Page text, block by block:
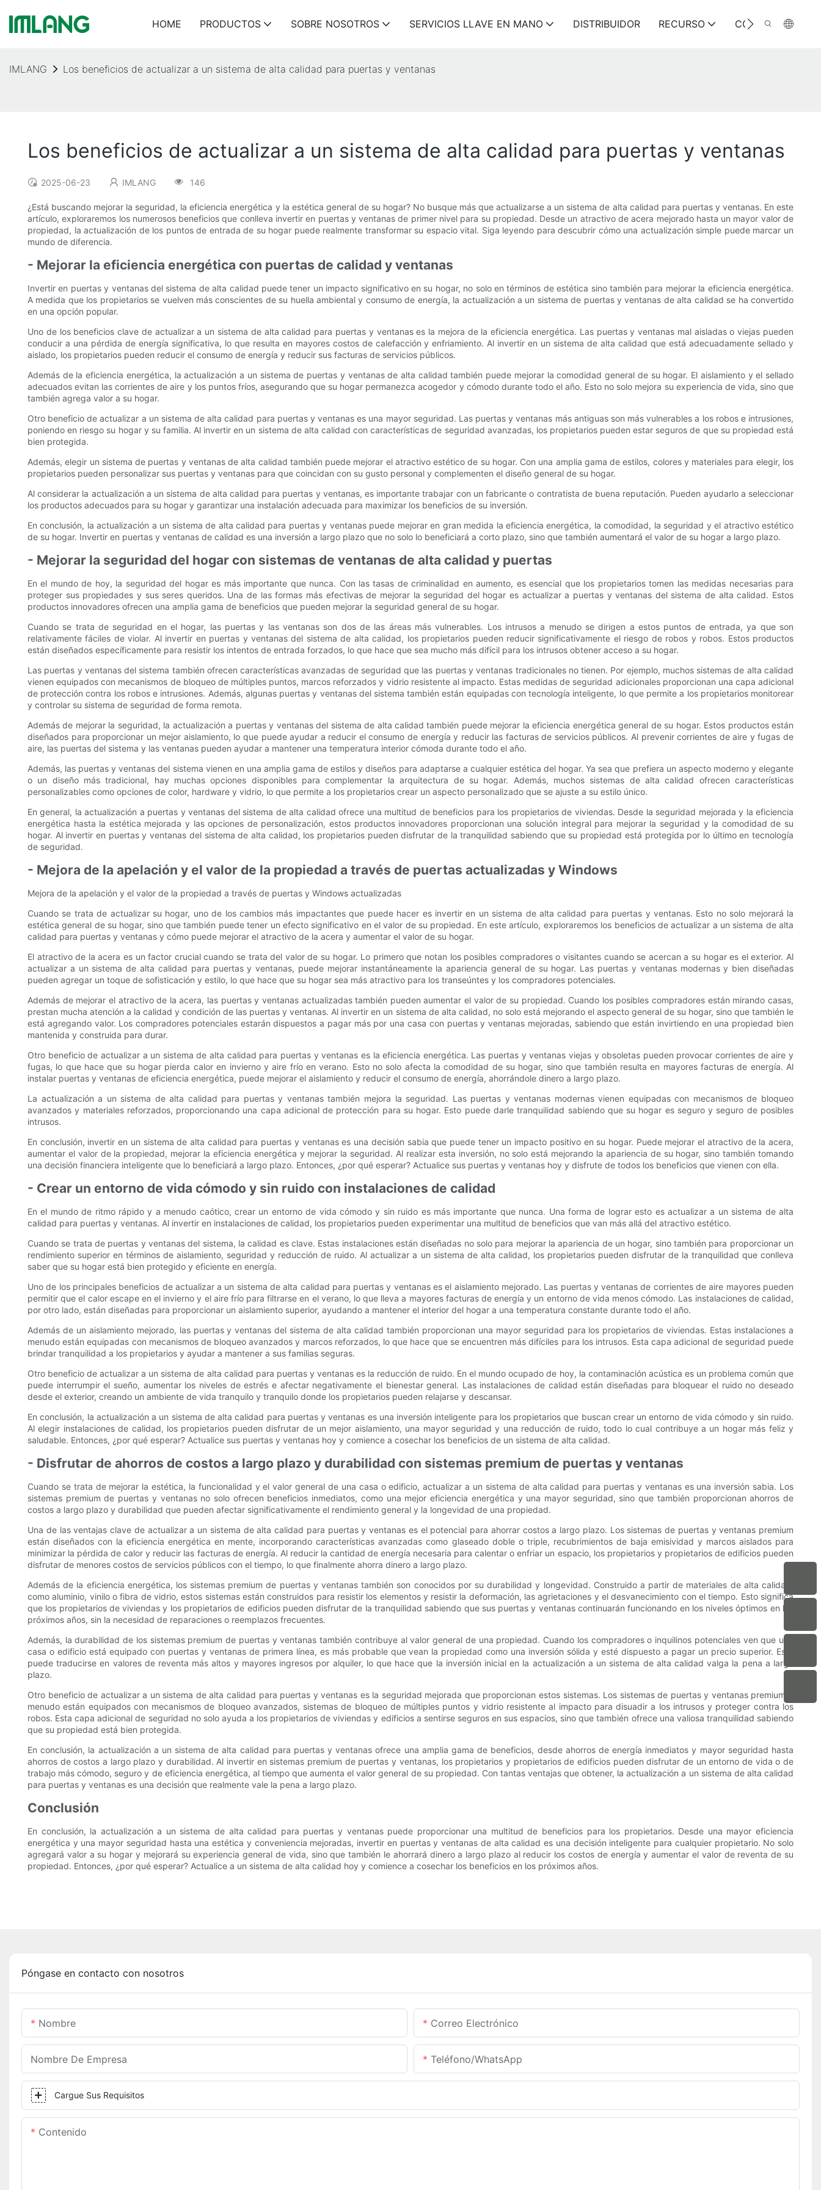
HOME PRODUCTOS SOBRE NOSOTROS SERVICIOS LLAVE EN MANO DISTRIBUIDOR RECURSO CONTÁCTENOS
IMLANG Los beneficios de actualizar a un sistema de alta calidad para puertas y ventanas
Los beneficios de actualizar a un sistema de alta calidad para puertas y ventanas
2025-06-23 IMLANG 146
¿Está buscando mejorar la seguridad, la eficiencia energética y la estética general de su hogar? No busque más que actualizarse a un sistema de alta calidad para puertas y ventanas. En este
artículo, exploraremos los numerosos beneficios que conlleva invertir en puertas y ventanas de primer nivel para su propiedad. Desde un atractivo de acera mejorado hasta un mayor valor de
propiedad, la actualización de los puntos de entrada de su hogar puede realmente transformar su espacio vital. Siga leyendo para descubrir cómo una actualización simple puede marcar un
mundo de diferencia.
- Mejorar la eficiencia energética con puertas de calidad y ventanas
Invertir en puertas y ventanas del sistema de alta calidad puede tener un impacto significativo en su hogar, no solo en términos de estética sino también para mejorar la eficiencia energética.
A medida que los propietarios se vuelven más conscientes de su huella ambiental y consumo de energía, la actualización a un sistema de puertas y ventanas de alta calidad se ha convertido
en una opción popular.
Uno de los beneficios clave de actualizar a un sistema de alta calidad para puertas y ventanas es la mejora de la eficiencia energética. Las puertas y ventanas mal aisladas o viejas pueden
conducir a una pérdida de energía significativa, lo que resulta en mayores costos de calefacción y enfriamiento. Al invertir en un sistema de alta calidad que está adecuadamente sellado y
aislado, los propietarios pueden reducir el consumo de energía y reducir sus facturas de servicios públicos.
Además de la eficiencia energética, la actualización a un sistema de puertas y ventanas de alta calidad también puede mejorar la comodidad general de su hogar. El aislamiento y el sellado
adecuados evitan las corrientes de aire y los puntos fríos, asegurando que su hogar permanezca acogedor y cómodo durante todo el año. Esto no solo mejora su experiencia de vida, sino que
también agrega valor a su hogar.
Otro beneficio de actualizar a un sistema de alta calidad para puertas y ventanas es una mayor seguridad. Las puertas y ventanas más antiguas son más vulnerables a los robos e intrusiones,
poniendo en riesgo su hogar y su familia. Al invertir en un sistema de alta calidad con características de seguridad avanzadas, los propietarios pueden estar seguros de que su propiedad está
bien protegida.
Además, elegir un sistema de puertas y ventanas de alta calidad también puede mejorar el atractivo estético de su hogar. Con una amplia gama de estilos, colores y materiales para elegir, los
propietarios pueden personalizar sus puertas y ventanas para que coincidan con su gusto personal y complementen el diseño general de su hogar.
Al considerar la actualización a un sistema de alta calidad para puertas y ventanas, es importante trabajar con un fabricante o contratista de buena reputación. Pueden ayudarlo a seleccionar
los productos adecuados para su hogar y garantizar una instalación adecuada para maximizar los beneficios de su inversión.
En conclusión, la actualización a un sistema de alta calidad para puertas y ventanas puede mejorar en gran medida la eficiencia energética, la comodidad, la seguridad y el atractivo estético
de su hogar. Invertir en puertas y ventanas de calidad es una inversión a largo plazo que no solo lo beneficiará a corto plazo, sino que también aumentará el valor de su hogar a largo plazo.
- Mejorar la seguridad del hogar con sistemas de ventanas de alta calidad y puertas
En el mundo de hoy, la seguridad del hogar es más importante que nunca. Con las tasas de criminalidad en aumento, es esencial que los propietarios tomen las medidas necesarias para
proteger sus propiedades y sus seres queridos. Una de las formas más efectivas de mejorar la seguridad del hogar es actualizar a puertas y ventanas del sistema de alta calidad. Estos
productos innovadores ofrecen una amplia gama de beneficios que pueden mejorar la seguridad general de su hogar.
Cuando se trata de seguridad en el hogar, las puertas y las ventanas son dos de las áreas más vulnerables. Los intrusos a menudo se dirigen a estos puntos de entrada, ya que son
relativamente fáciles de violar. Al invertir en puertas y ventanas del sistema de alta calidad, los propietarios pueden reducir significativamente el riesgo de robos y robos. Estos productos
están diseñados específicamente para resistir los intentos de entrada forzados, lo que hace que sea mucho más difícil para los intrusos obtener acceso a su hogar.
Las puertas y ventanas del sistema también ofrecen características avanzadas de seguridad que las puertas y ventanas tradicionales no tienen. Por ejemplo, muchos sistemas de alta calidad
vienen equipados con mecanismos de bloqueo de múltiples puntos, marcos reforzados y vidrio resistente al impacto. Estas medidas de seguridad adicionales proporcionan una capa adicional
de protección contra los robos e intrusiones. Además, algunas puertas y ventanas del sistema también están equipadas con tecnología inteligente, lo que permite a los propietarios monitorear
y controlar su sistema de seguridad de forma remota.
Además de mejorar la seguridad, la actualización a puertas y ventanas del sistema de alta calidad también puede mejorar la eficiencia energética general de su hogar. Estos productos están
diseñados para proporcionar un mejor aislamiento, lo que puede ayudar a reducir el consumo de energía y reducir las facturas de servicios públicos. Al prevenir corrientes de aire y fugas de
aire, las puertas del sistema y las ventanas pueden ayudar a mantener una temperatura interior cómoda durante todo el año.
Además, las puertas y ventanas del sistema vienen en una amplia gama de estilos y diseños para adaptarse a cualquier estética del hogar. Ya sea que prefiera un aspecto moderno y elegante
o un diseño más tradicional, hay muchas opciones disponibles para complementar la arquitectura de su hogar. Además, muchos sistemas de alta calidad ofrecen características
personalizables como opciones de color, hardware y vidrio, lo que permite a los propietarios crear un aspecto personalizado que se ajuste a su estilo único.
En general, la actualización a puertas y ventanas del sistema de alta calidad ofrece una multitud de beneficios para los propietarios de viviendas. Desde la seguridad mejorada y la eficiencia
energética hasta la estética mejorada y las opciones de personalización, estos productos innovadores proporcionan una solución integral para mejorar la seguridad y la comodidad de su
hogar. Al invertir en puertas y ventanas del sistema de alta calidad, los propietarios pueden disfrutar de la tranquilidad sabiendo que su propiedad está protegida por lo último en tecnología
de seguridad.
- Mejora de la apelación y el valor de la propiedad a través de puertas actualizadas y Windows
Mejora de la apelación y el valor de la propiedad a través de puertas y Windows actualizadas
Cuando se trata de actualizar su hogar, uno de los cambios más impactantes que puede hacer es invertir en un sistema de alta calidad para puertas y ventanas. Esto no solo mejorará la
estética general de su hogar, sino que también puede tener un efecto significativo en el valor de su propiedad. En este artículo, exploraremos los beneficios de actualizar a un sistema de alta
calidad para puertas y ventanas y cómo puede mejorar el atractivo de la acera y aumentar el valor de su hogar.
El atractivo de la acera es un factor crucial cuando se trata del valor de su hogar. Lo primero que notan los posibles compradores o visitantes cuando se acercan a su hogar es el exterior. Al
actualizar a un sistema de alta calidad para puertas y ventanas, puede mejorar instantáneamente la apariencia general de su hogar. Las puertas y ventanas modernas y bien diseñadas
pueden agregar un toque de sofisticación y estilo, lo que hace que su hogar sea más atractivo para los transeúntes y los compradores potenciales.
Además de mejorar el atractivo de la acera, las puertas y ventanas actualizadas también pueden aumentar el valor de su propiedad. Cuando los posibles compradores están mirando casas,
prestan mucha atención a la calidad y condición de las puertas y ventanas. Al invertir en un sistema de alta calidad, no solo está mejorando el aspecto general de su hogar, sino que también le
está agregando valor. Los compradores potenciales estarán dispuestos a pagar más por una casa con puertas y ventanas mejoradas, sabiendo que están invirtiendo en una propiedad bien
mantenida y construida para durar.
Otro beneficio de actualizar a un sistema de alta calidad para puertas y ventanas es la eficiencia energética. Las puertas y ventanas viejas y obsoletas pueden provocar corrientes de aire y
fugas, lo que hace que su hogar pierda calor en invierno y aire frío en verano. Esto no solo afecta la comodidad de su hogar, sino que también resulta en mayores facturas de energía. Al
instalar puertas y ventanas de eficiencia energética, puede mejorar el aislamiento y reducir el consumo de energía, ahorrándole dinero a largo plazo.
La actualización a un sistema de alta calidad para puertas y ventanas también mejora la seguridad. Las puertas y ventanas modernas vienen equipadas con mecanismos de bloqueo
avanzados y materiales reforzados, proporcionando una capa adicional de protección para su hogar. Esto puede darle tranquilidad sabiendo que su hogar es seguro y seguro de posibles
intrusos.
En conclusión, invertir en un sistema de alta calidad para puertas y ventanas es una decisión sabia que puede tener un impacto positivo en su hogar. Puede mejorar el atractivo de la acera,
aumentar el valor de la propiedad, mejorar la eficiencia energética y mejorar la seguridad. Al realizar esta inversión, no solo está mejorando la apariencia de su hogar, sino también tomando
una decisión financiera inteligente que lo beneficiará a largo plazo. Entonces, ¿por qué esperar? Actualice sus puertas y ventanas hoy y disfrute de todos los beneficios que vienen con ella.
- Crear un entorno de vida cómodo y sin ruido con instalaciones de calidad
En el mundo de ritmo rápido y a menudo caótico, crear un entorno de vida cómodo y sin ruido es más importante que nunca. Una forma de lograr esto es actualizar a un sistema de alta
calidad para puertas y ventanas. Al invertir en instalaciones de calidad, los propietarios pueden experimentar una multitud de beneficios que van más allá del atractivo estético.
Cuando se trata de puertas y ventanas del sistema, la calidad es clave. Estas instalaciones están diseñadas no solo para mejorar la apariencia de un hogar, sino también para proporcionar un
rendimiento superior en términos de aislamiento, seguridad y reducción de ruido. Al actualizar a un sistema de alta calidad, los propietarios pueden disfrutar de la tranquilidad que conlleva
saber que su hogar está bien protegido y eficiente en energía.
Uno de los principales beneficios de actualizar a un sistema de alta calidad para puertas y ventanas es el aislamiento mejorado. Las puertas y ventanas de corrientes de aire mayores pueden
permitir que el calor escape en el invierno y el aire frío para filtrarse en el verano, lo que lleva a mayores facturas de energía y un entorno de vida menos cómodo. Las instalaciones de calidad,
por otro lado, están diseñadas para proporcionar un aislamiento superior, ayudando a mantener el interior del hogar a una temperatura constante durante todo el año.
Además de un aislamiento mejorado, las puertas y ventanas del sistema de alta calidad también proporcionan una mayor seguridad para los propietarios de viviendas. Estas instalaciones a
menudo están equipadas con mecanismos de bloqueo avanzados y marcos reforzados, lo que hace que se encuentren más difíciles para los intrusos. Esta capa adicional de seguridad puede
brindar tranquilidad a los propietarios y ayudar a mantener a sus familias seguras.
Otro beneficio de actualizar a un sistema de alta calidad para puertas y ventanas es la reducción de ruido. En el mundo ocupado de hoy, la contaminación acústica es un problema común que
puede interrumpir el sueño, aumentar los niveles de estrés e afectar negativamente el bienestar general. Las instalaciones de calidad están diseñadas para bloquear el ruido no deseado
desde el exterior, creando un ambiente de vida tranquilo y tranquilo donde los propietarios pueden relajarse y descansar.
En conclusión, la actualización a un sistema de alta calidad para puertas y ventanas es una inversión inteligente para los propietarios que buscan crear un entorno de vida cómodo y sin ruido.
Al elegir instalaciones de calidad, los propietarios pueden disfrutar de un mejor aislamiento, una mayor seguridad y una reducción de ruido, todo lo cual contribuye a un hogar más feliz y
saludable. Entonces, ¿por qué esperar? Actualice sus puertas y ventanas hoy y comience a cosechar los beneficios de un sistema de alta calidad.
- Disfrutar de ahorros de costos a largo plazo y durabilidad con sistemas premium de puertas y ventanas
Cuando se trata de mejorar la estética, la funcionalidad y el valor general de una casa o edificio, actualizar a un sistema de alta calidad para puertas y ventanas es una inversión sabia. Los
sistemas premium de puertas y ventanas no solo ofrecen beneficios inmediatos, como una mejor eficiencia energética y una mayor seguridad, sino que también proporcionan ahorros de
costos a largo plazo y durabilidad que pueden afectar significativamente el rendimiento general y la longevidad de una propiedad.
Una de las ventajas clave de actualizar a un sistema de alta calidad para puertas y ventanas es el potencial para ahorrar costos a largo plazo. Los sistemas de puertas y ventanas premium
están diseñados con la eficiencia energética en mente, incorporando características avanzadas como glaseado doble o triple, recubrimientos de baja emisividad y marcos aislados para
minimizar la pérdida de calor y reducir las facturas de energía. Al reducir la cantidad de energía necesaria para calentar o enfriar un espacio, los propietarios y propietarios de edificios pueden
disfrutar de menores costos de servicios públicos con el tiempo, lo que finalmente ahorra dinero a largo plazo.
Además de la eficiencia energética, los sistemas premium de puertas y ventanas también son conocidos por su durabilidad y longevidad. Construido a partir de materiales de alta calidad,
como aluminio, vinilo o fibra de vidrio, estos sistemas están construidos para resistir los elementos y resistir la deformación, las agrietaciones y el desvanecimiento con el tiempo. Esto significa
que los propietarios de viviendas y los propietarios de edificios pueden disfrutar de la tranquilidad sabiendo que sus puertas y ventanas continuarán funcionando en los niveles óptimos en los
próximos años, sin la necesidad de reparaciones o reemplazos frecuentes.
Además, la durabilidad de los sistemas premium de puertas y ventanas también contribuye al valor general de una propiedad. Cuando los compradores o inquilinos potenciales ven que una
casa o edificio está equipado con puertas y ventanas de primera línea, es más probable que vean la propiedad como una inversión sólida y esté dispuesto a pagar un precio superior. Esto
puede traducirse en valores de reventa más altos y mayores ingresos por alquiler, lo que hace que la inversión inicial en la actualización a un sistema de alta calidad valga la pena a largo
plazo.
Otro beneficio de actualizar a un sistema de alta calidad para puertas y ventanas es la seguridad mejorada que proporcionan estos sistemas. Los sistemas de puertas y ventanas premium a
menudo están equipados con mecanismos de bloqueo avanzados, sistemas de bloqueo de múltiples puntos y vidrio resistente al impacto para disuadir a los intrusos y proteger contra los
robos. Esta capa adicional de seguridad no solo ayuda a los propietarios de viviendas y edificios a sentirse seguros en sus espacios, sino que también ofrece una valiosa tranquilidad sabiendo
que su propiedad está bien protegida.
En conclusión, la actualización a un sistema de alta calidad para puertas y ventanas ofrece una amplia gama de beneficios, desde ahorros de energía inmediatos y mayor seguridad hasta
ahorros de costos a largo plazo y durabilidad. Al invertir en sistemas premium de puertas y ventanas, los propietarios y propietarios de edificios pueden disfrutar de un entorno de vida o de
trabajo más cómodo, seguro y de eficiencia energética, al tiempo que aumenta el valor general de su propiedad. Con tantas ventajas que obtener, la actualización a un sistema de alta calidad
para puertas y ventanas es una decisión que realmente vale la pena a largo plazo.
Conclusión
En conclusión, la actualización a un sistema de alta calidad para puertas y ventanas puede proporcionar una multitud de beneficios para los propietarios. Desde una mayor eficiencia
energética y una mayor seguridad hasta una estética y conveniencia mejoradas, invertir en puertas y ventanas de alta calidad es una decisión inteligente para cualquier propietario. No solo
agregará valor a su hogar y mejorará su experiencia general de vida, sino que también le ahorrará dinero a largo plazo al reducir los costos de energía y aumentar el valor de reventa de su
propiedad. Entonces, ¿por qué esperar? Actualice a un sistema de alta calidad hoy y comience a cosechar los beneficios en los próximos años.
Póngase en contacto con nosotros
Nombre Correo Electrónico
Nombre De Empresa Teléfono/WhatsApp
Cargue Sus Requisitos
Contenido